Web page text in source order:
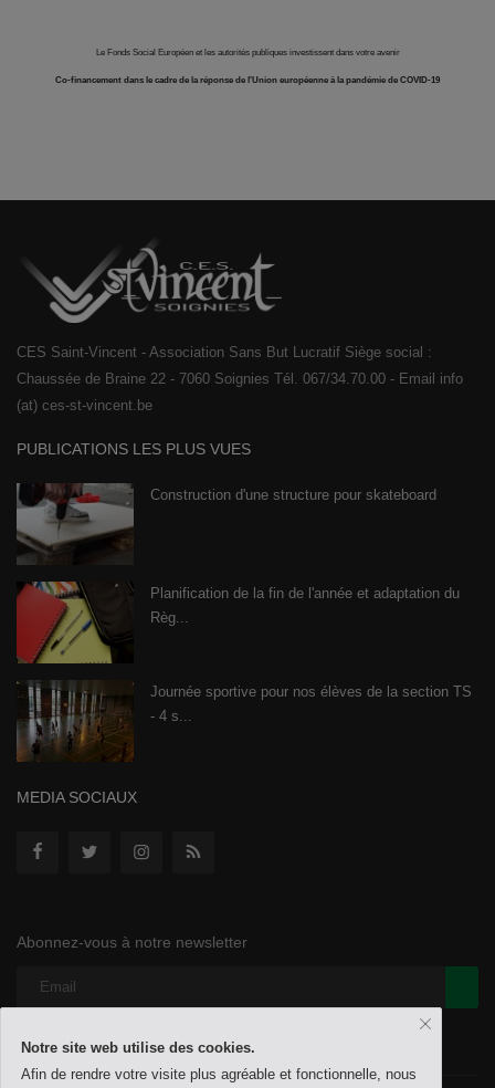
Le Fonds Social Européen et les autorités publiques investissent dans votre avenir
Co-financement dans le cadre de la réponse de l'Union européenne à la pandémie de COVID-19
CES Saint-Vincent - Association Sans But Lucratif Siège social :
Chaussée de Braine 22 - 7060 Soignies Tél. 067/34.70.00 - Email info
(at) ces-st-vincent.be
PUBLICATIONS LES PLUS VUES
Construction d'une structure pour skateboard
Planification de la fin de l'année et adaptation du
Règ...
Journée sportive pour nos élèves de la section TS
- 4 s...
MEDIA SOCIAUX
Abonnez-vous à notre newsletter
Notre site web utilise des cookies.
Afin de rendre votre visite plus agréable et fonctionnelle, nous